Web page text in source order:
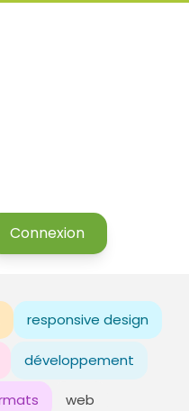
Connexion
responsive design
développement
web